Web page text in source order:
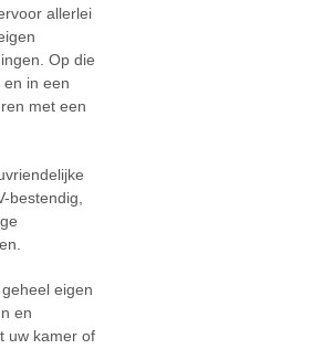
allerlei
Op die
in een
met een
bestendig,
eigen
en
uw kamer of